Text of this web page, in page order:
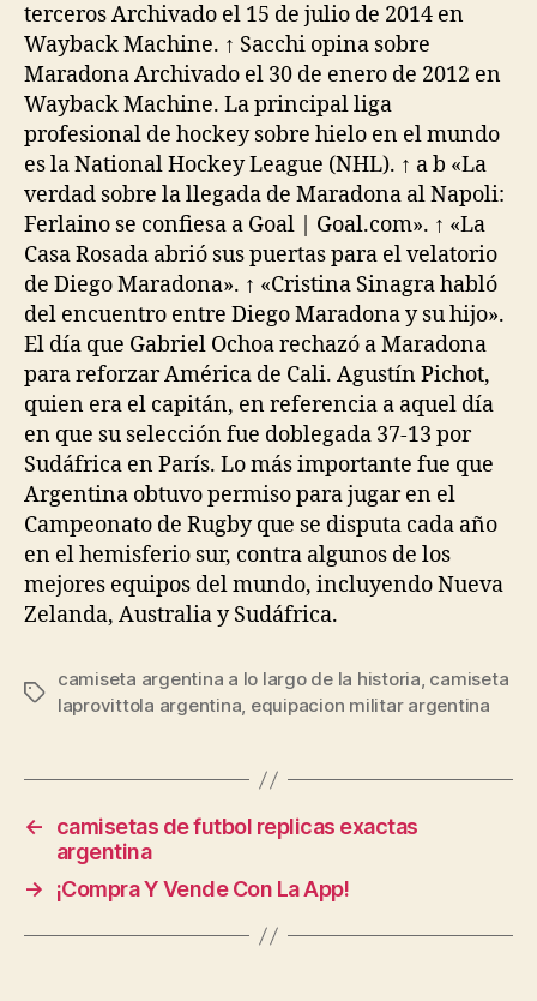
terceros Archivado el 15 de julio de 2014 en
Wayback Machine. ↑ Sacchi opina sobre
Maradona Archivado el 30 de enero de 2012 en
Wayback Machine. La principal liga
profesional de hockey sobre hielo en el mundo
es la National Hockey League (NHL). ↑ a b «La
verdad sobre la llegada de Maradona al Napoli:
Ferlaino se confiesa a Goal | Goal.com». ↑ «La
Casa Rosada abrió sus puertas para el velatorio
de Diego Maradona». ↑ «Cristina Sinagra habló
del encuentro entre Diego Maradona y su hijo».
El día que Gabriel Ochoa rechazó a Maradona
para reforzar América de Cali. Agustín Pichot,
quien era el capitán, en referencia a aquel día
en que su selección fue doblegada 37-13 por
Sudáfrica en París. Lo más importante fue que
Argentina obtuvo permiso para jugar en el
Campeonato de Rugby que se disputa cada año
en el hemisferio sur, contra algunos de los
mejores equipos del mundo, incluyendo Nueva
Zelanda, Australia y Sudáfrica.
Etiquetas
camiseta argentina a lo largo de la historia, camiseta
laprovittola argentina, equipacion militar argentina
←
camisetas de futbol replicas exactas
argentina
→
¡Compra Y Vende Con La App!